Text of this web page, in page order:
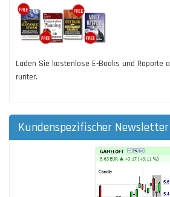
Laden Sie kostenlose E-Books und Raporte
runter.
Kundenspezifischer Newsletter